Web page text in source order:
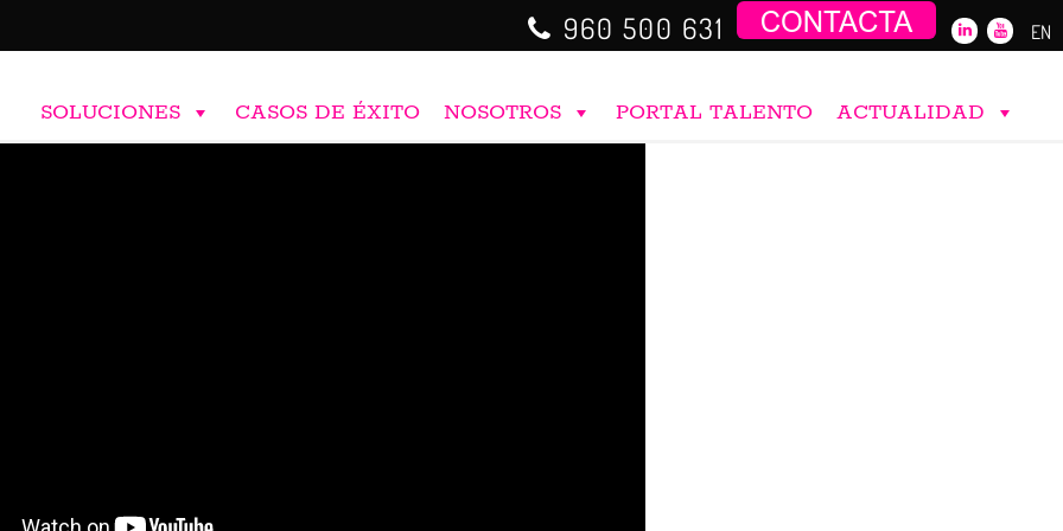
960 500 631 EN
SOLUCIONES CASOS DE ÉXITO NOSOTROS PORTAL TALENTO ACTUALIDAD